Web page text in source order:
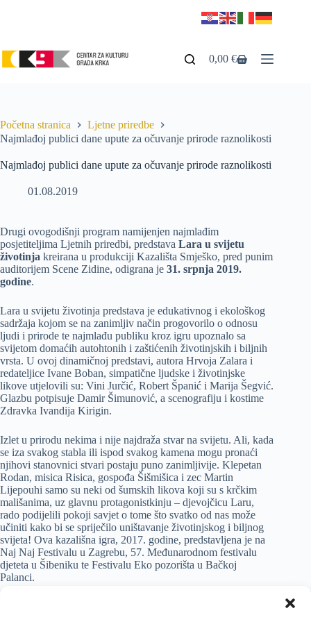
0,00€
Početna stranica
Ljetne priredbe
Najmlađoj publici dane upute za očuvanje prirode raznolikosti
Najmlađoj publici dane upute za očuvanje prirode raznolikosti
01.08.2019
Drugi ovogodišnji program namijenjen najmlađim
posjetiteljima Ljetnih priredbi, predstava Lara u svijetu
životinja kreirana u produkciji Kazališta Smješko, pred punim
auditorijem Scene Zidine, odigrana je 31. srpnja 2019.
godine.
Lara u svijetu životinja predstava je edukativnog i ekološkog
sadržaja kojom se na zanimljiv način progovorilo o odnosu
ljudi i prirode te najmlađu publiku kroz igru upoznalo sa
svijetom domaćih autohtonih i zaštićenih životinjskih i biljnih
vrsta. U ovoj dinamičnoj predstavi, autora Hrvoja Zalara i
redateljice Ivane Boban, simpatične ljudske i životinjske
likove utjelovili su: Vini Jurčić, Robert Španić i Marija Šegvić.
Glazbu potpisuje Damir Šimunović, a scenografiju i kostime
Zdravka Ivandija Kirigin.
Izlet u prirodu nekima i nije najdraža stvar na svijetu. Ali, kada
se iza svakog stabla ili ispod svakog kamena mogu pronaći
njihovi stanovnici stvari postaju puno zanimljivije. Klepetan
Rodan, misica Risica, gospođa Šišmišica i zec Martin
Lijepouhi samo su neki od šumskih likova koji su s krčkim
mališanima, uz glavnu protagonistkinju – djevojčicu Laru,
rado podijelili pokoji savjet o tome što svatko od nas može
učiniti kako bi se spriječilo uništavanje životinjskog i biljnog
svijeta! Ova kazališna igra, 2017. godine, predstavljena je na
Naj Naj Festivalu u Zagrebu, 57. Međunarodnom festivalu
djeteta u Šibeniku te Festivalu Eko pozorišta u Bačkoj
Palanci.